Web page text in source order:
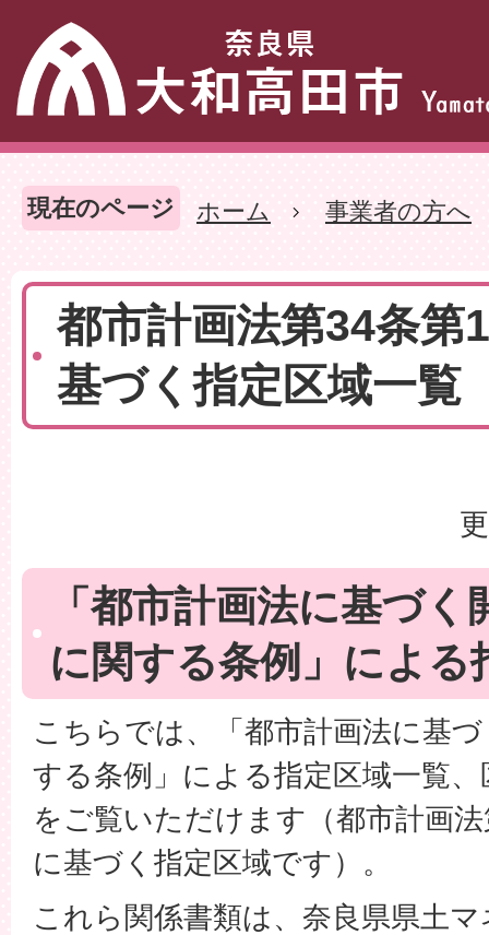
現在のページ ホーム 事業者の方へ
都市計画法第34条第
基づく指定区域一覧
「都市計画法に基づ
に関する条例」による
こちらでは、「都市計画法に基
する条例」による指定区域一覧
をご覧いただけます（都市計画
に基づく指定区域です）。
これら関係書類は、奈良県県土